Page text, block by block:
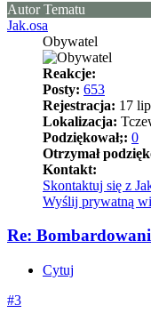
Autor Tematu
Jak.osa
Obywatel
Reakcje:
Posty: 653
Rejestracja: 17
Lokalizacja:
Podziękował;: 0
Otrzymał
Kontakt:
Skontaktuj się z
Wyślij prywatną
Re:
Cytuj
#3